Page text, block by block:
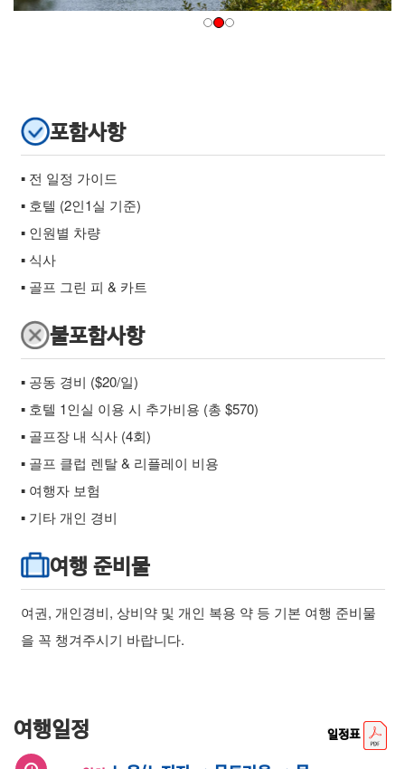
포함사항
▪ 전 일정 가이드
▪ 호텔 (2인1실 기준)
▪ 인원별 차량
▪ 식사
▪ 골프 그린 피 & 카트
불포함사항
▪ 공동 경비 ($20/일)
▪ 호텔 1인실 이용 시 추가비용 (총 $570)
▪ 골프장 내 식사 (4회)
▪ 골프 클럽 렌탈 & 리플레이 비용
▪ 여행자 보험
▪ 기타 개인 경비
여행 준비물
여권, 개인경비, 상비약 및 개인 복용 약 등 기본 여행 준비물
을 꼭 챙겨주시기 바랍니다.
여행일정 일정표